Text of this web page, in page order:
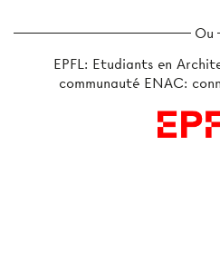
Ou
EPFL: Etudiants en
communauté ENAC: